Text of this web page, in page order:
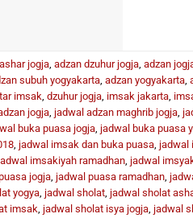
jogja, adzan dzuhur jogja, adzan
subuh yogyakarta, adzan yogyakarta,
imsak, dzuhur jogja, imsak jakarta,
jogja, jadwal adzan maghrib jogja,
buka puasa jogja, jadwal buka puasa
, jadwal imsak dan buka puasa, jadwal
imsakiyah ramadhan, jadwal
jogja, jadwal puasa ramadhan,
yogya, jadwal sholat, jadwal sholat
imsak, jadwal sholat isya jogja, jadwal